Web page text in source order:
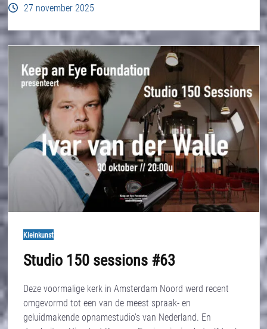
27 november 2025
Kleinkunst
Studio 150 sessions #63
Deze voormalige kerk in Amsterdam Noord werd recent
omgevormd tot een van de meest spraak- en
geluidmakende opnamestudio’s van Nederland. En